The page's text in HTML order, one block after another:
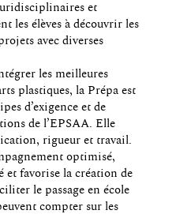
et
les élèves à découvrir les
avec diverses
les meilleures
plastiques, la Prépa est
d’exigence et de
de l’EPSAA. Elle
rigueur et travail.
optimisé,
et favorise la création de
le passage en école
compter sur les